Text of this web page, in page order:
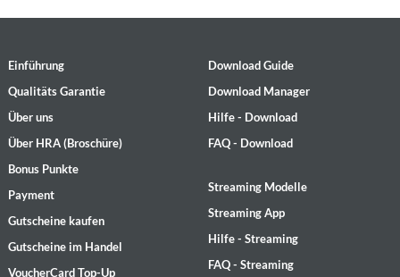
Einführung
Qualitäts Garantie
Über uns
Über HRA (Broschüre)
Bonus Punkte
Payment
Gutscheine kaufen
Gutscheine im Handel
VoucherCard Top-Up
Download Guide
Download Manager
Hilfe - Download
FAQ - Download
Streaming Modelle
Streaming App
Hilfe - Streaming
FAQ - Streaming